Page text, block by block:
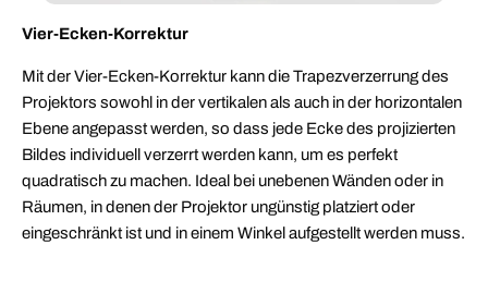
Vier-Ecken-Korrektur
Mit der Vier-Ecken-Korrektur kann die Trapezverzerrung des
Projektors sowohl in der vertikalen als auch in der horizontalen
Ebene angepasst werden, so dass jede Ecke des projizierten
Bildes individuell verzerrt werden kann, um es perfekt
quadratisch zu machen. Ideal bei unebenen Wänden oder in
Räumen, in denen der Projektor ungünstig platziert oder
eingeschränkt ist und in einem Winkel aufgestellt werden muss.